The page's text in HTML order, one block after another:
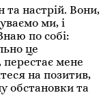
та настрій. Вони,
ми, і
по собі:
це
перестає мене
на позитив,
обстановки та